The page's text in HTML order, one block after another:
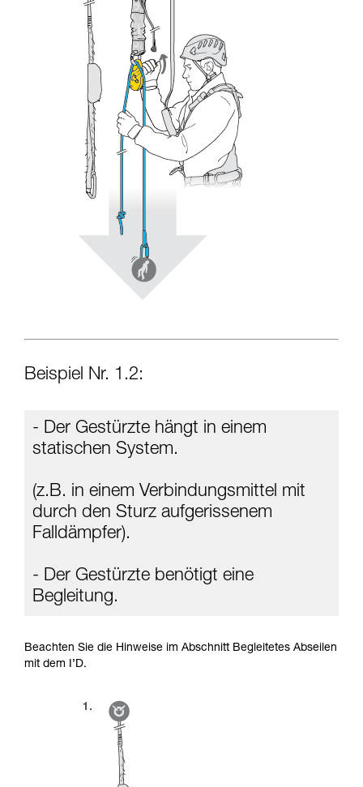
Beispiel Nr. 1.2:
- Der Gestürzte hängt in einem
statischen System.
(z.B. in einem Verbindungsmittel mit
durch den Sturz aufgerissenem
Falldämpfer).
- Der Gestürzte benötigt eine
Begleitung.
Beachten Sie die Hinweise im Abschnitt Begleitetes Abseilen
mit dem I’D.